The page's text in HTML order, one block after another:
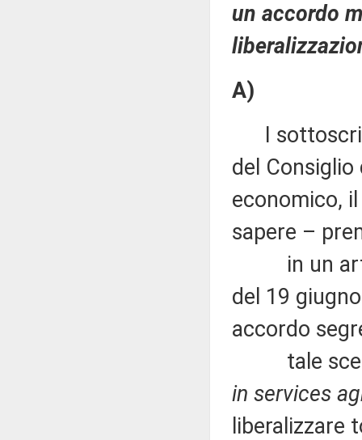
un accordo
A)
I
del
economico,
sapere –
in un
del 19
accordo
tale scelta
in services
liberalizzare